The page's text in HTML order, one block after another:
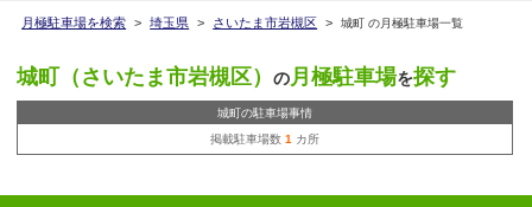
月極駐車場を検索 > 埼玉県 > さいたま市岩槻区 > 城町 の月極駐車場一覧
城町（さいたま市岩槻区） の月極駐車場を探す
城町の駐車場事情
掲載駐車場数 1 カ所